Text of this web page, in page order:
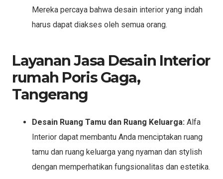
Mereka percaya bahwa desain interior yang indah
harus dapat diakses oleh semua orang.
Layanan Jasa Desain Interior
rumah Poris Gaga,
Tangerang
Desain Ruang Tamu dan Ruang Keluarga: Alfa
Interior dapat membantu Anda menciptakan ruang
tamu dan ruang keluarga yang nyaman dan stylish
dengan memperhatikan fungsionalitas dan estetika.